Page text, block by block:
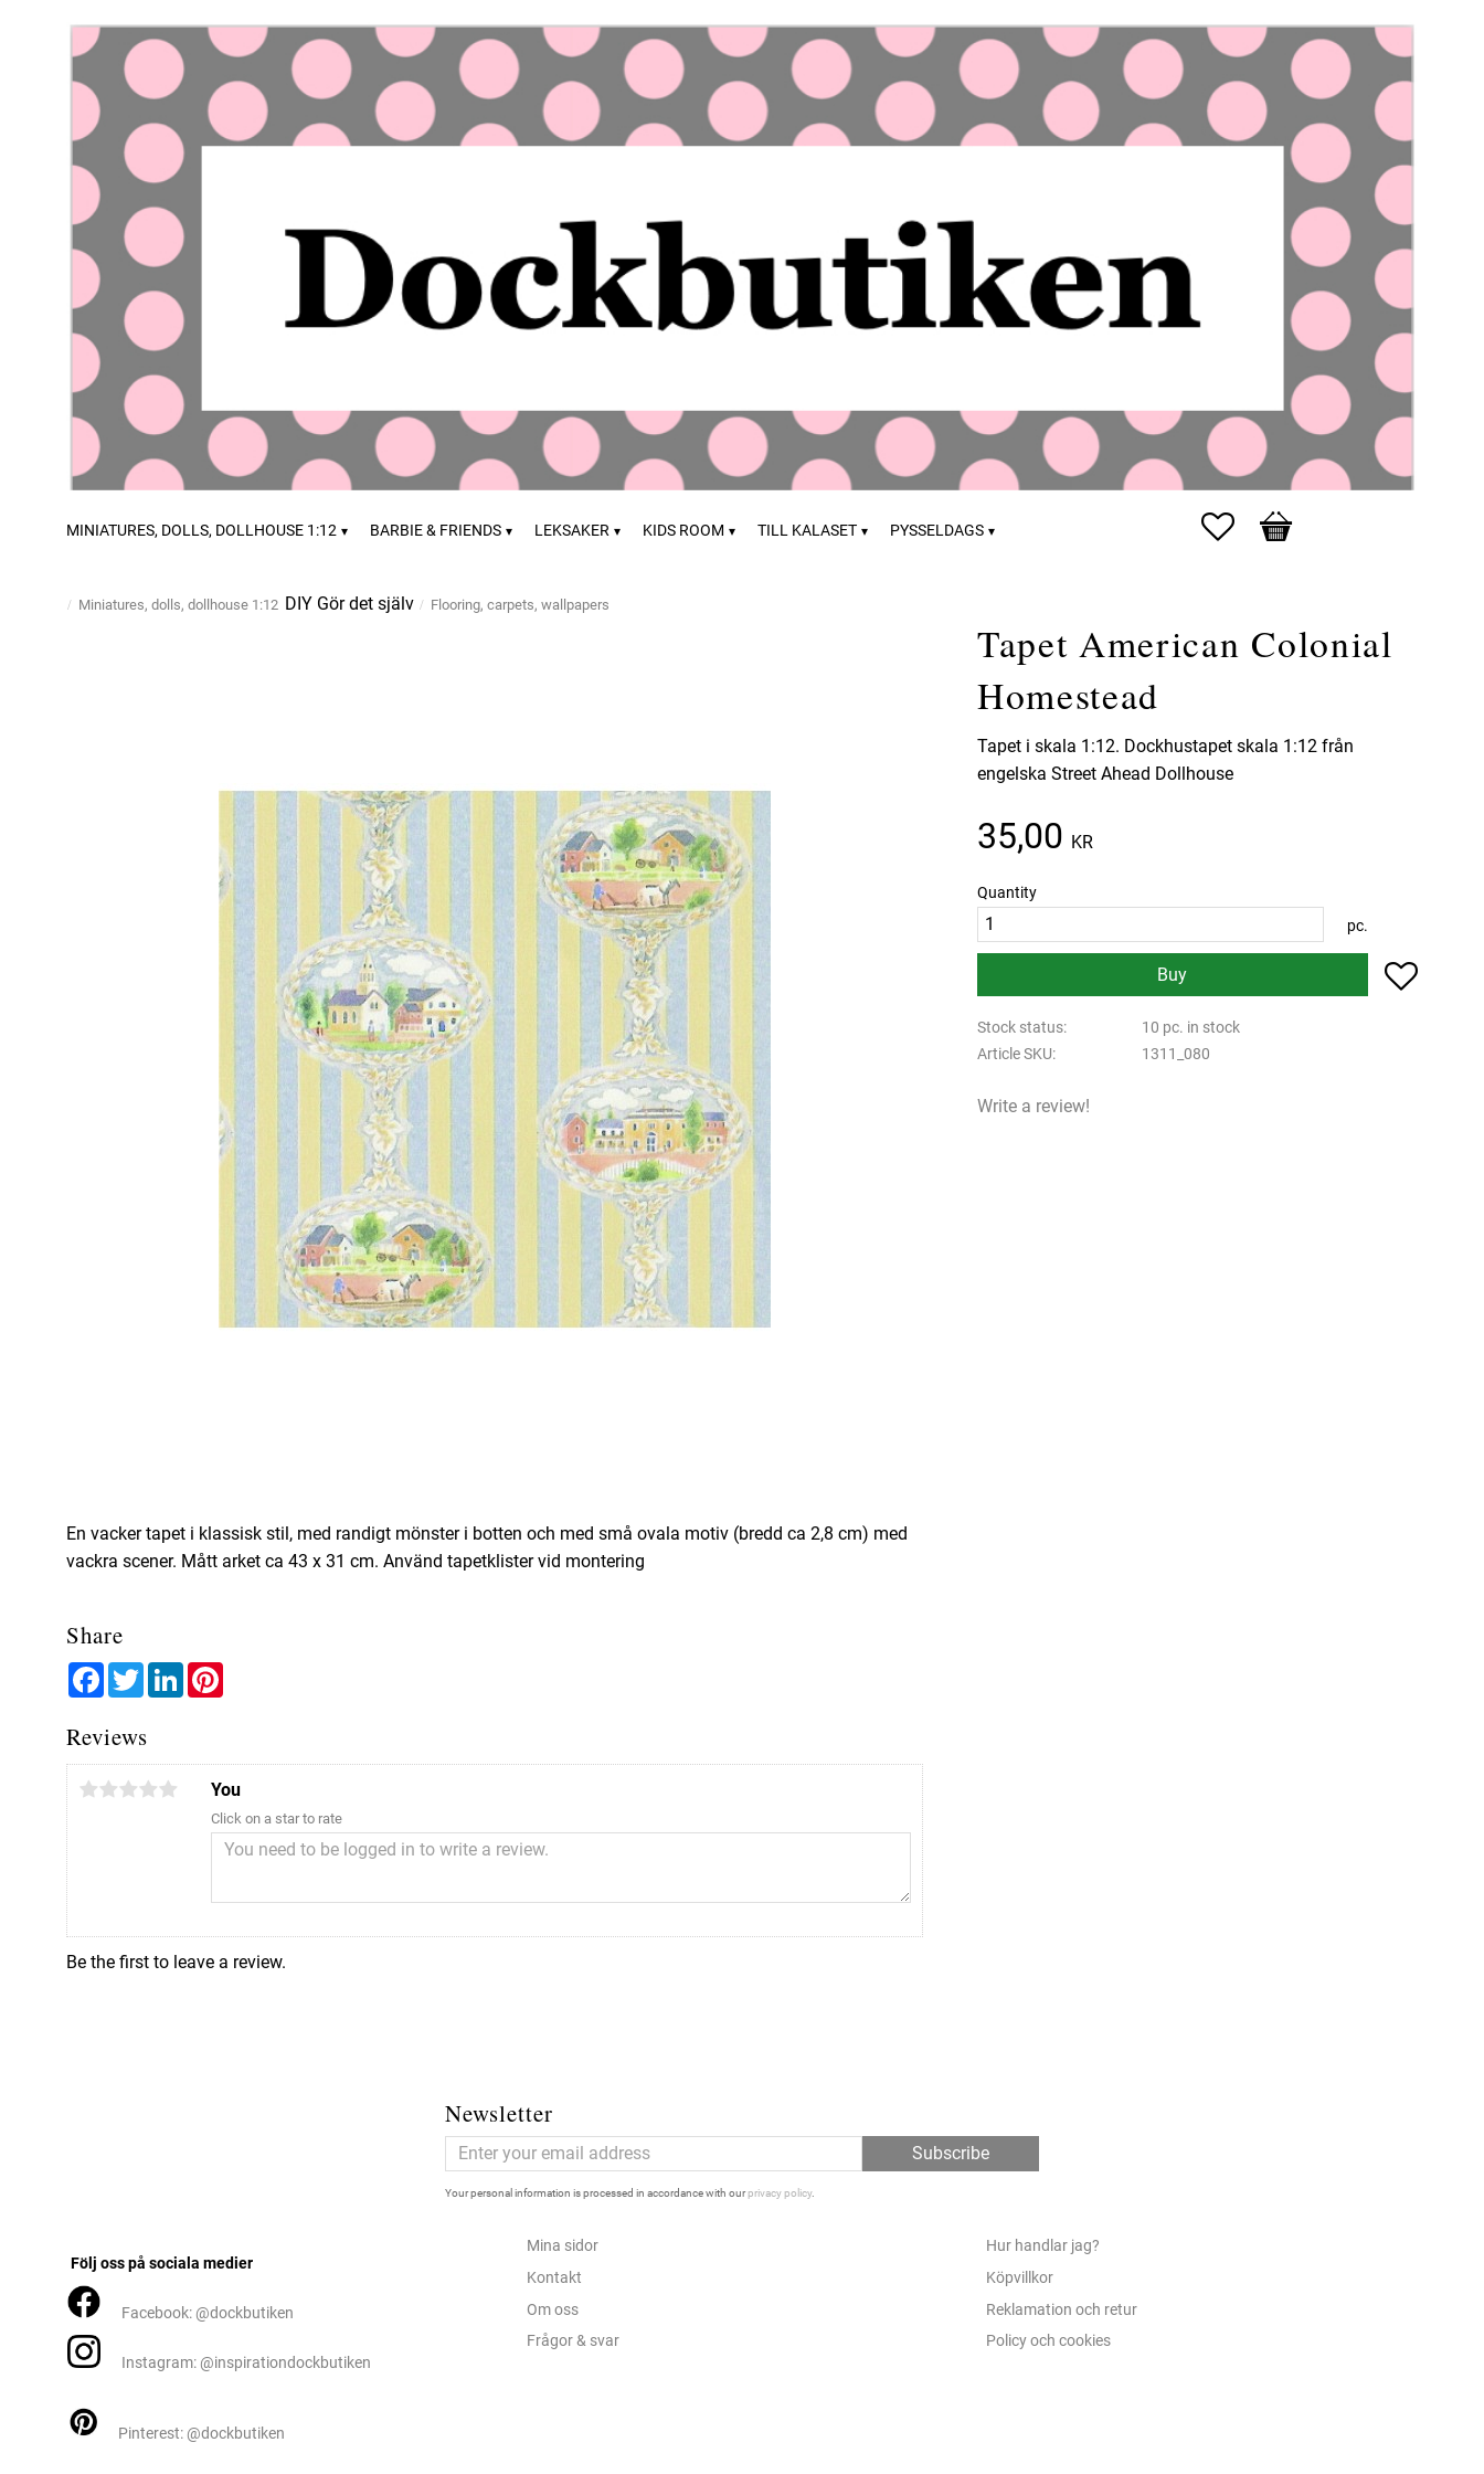
MINIATURES, DOLLS, DOLLHOUSE 1:12 BARBIE & FRIENDS LEKSAKER KIDS ROOM TILL KALASET PYSSELDAGS Favorites
Basket
Miniatures, dolls, dollhouse 1:12 DIY Gör det själv Flooring, carpets, wallpapers
Tapet American Colonial
Homestead
Tapet i skala 1:12. Dockhustapet skala 1:12 från
engelska Street Ahead Dollhouse
35,00 KR
Quantity
pc.
Buy Add to
Stock status
10 pc. in stock
Article SKU
1311_080
Write a review!
En vacker tapet i klassisk stil, med randigt mönster i botten och med små ovala motiv (bredd ca 2,8 cm) med
vackra scener. Mått arket ca 43 x 31 cm. Använd tapetklister vid montering
Share
FacebookTwitterLinkedIn
Reviews
You
Click on a star to rate
Be the first to leave a review.
Newsletter
Subscribe
Your personal information is processed in accordance with ourprivacy policy.
Följ oss på sociala medier
Facebook: @dockbutiken
Instagram: @inspirationdockbutiken
Pinterest: @dockbutiken
Mina sidor
Kontakt
Om oss
Frågor & svar
Hur handlar jag?
Köpvillkor
Reklamation och retur
Policy och cookies